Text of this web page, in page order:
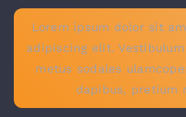
Lorem ipsum dolor sit
adipiscing elit.
metus sodales
dapibus, pretium